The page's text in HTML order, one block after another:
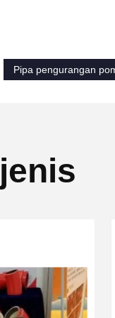
Pipa pengurangan